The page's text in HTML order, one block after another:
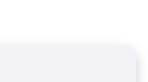
성, 신청서 제출 등과 같은 엔드 투 엔
할 수 있습니다.